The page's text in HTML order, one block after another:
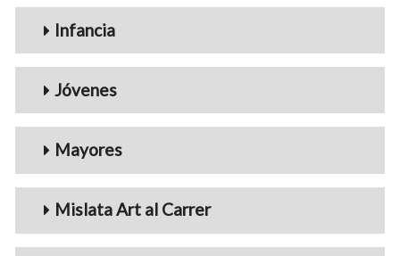
Infancia
Jóvenes
Mayores
Mislata Art al Carrer